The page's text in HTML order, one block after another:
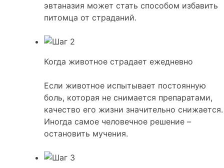
эвтаназия может стать способом избавить
питомца от страданий.
Когда животное страдает ежедневно
Если животное испытывает постоянную
боль, которая не снимается препаратами,
качество его жизни значительно снижается.
Иногда самое человечное решение –
остановить мучения.